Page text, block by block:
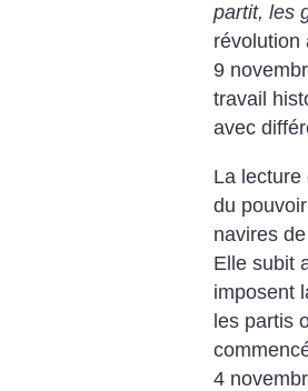
partit, les
révolution
9
travail
avec
La lecture
du
navires
Elle subit
imposent
les partis
4